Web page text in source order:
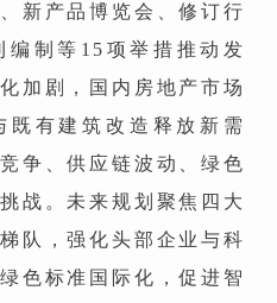
新产品博览会、修订行
编制等15项举措推动发
加剧，国内房地产市场
既有建筑改造释放新需
争、供应链波动、绿色
战。未来规划聚焦四大
队，强化头部企业与科
色标准国际化，促进智